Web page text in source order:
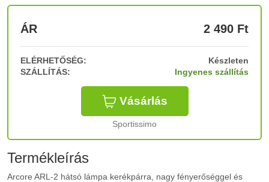
ÁR 2 490 Ft
ELÉRHETŐSÉG:
Készleten
SZÁLLÍTÁS:
Ingyenes szállítás
Vásárlás
Sportissimo
Termékleírás
Arcore ARL-2 hátsó lámpa kerékpárra, nagy fényerőséggel és